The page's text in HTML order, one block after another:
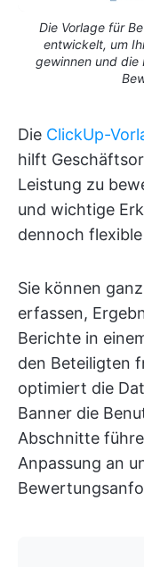
Die Vorlage für
entwickelt, um
gewinnen und die
Die ClickUp-
hilft
Leistung zu
und wichtige
dennoch
Sie können
erfassen,
Berichte in
den Beteiligten
optimiert die
Banner die
Abschnitte
Anpassung an